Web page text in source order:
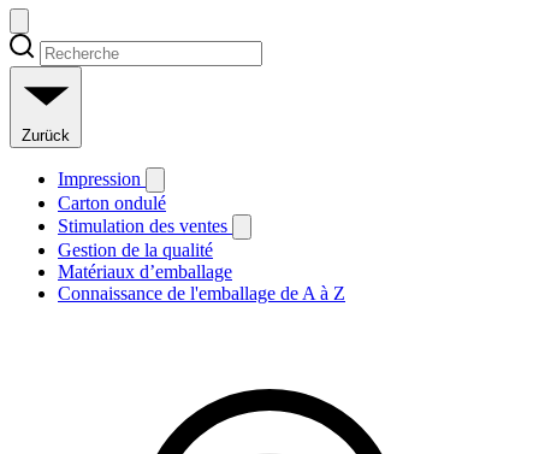
Zurück
Impression
Carton ondulé
Stimulation des ventes
Gestion de la qualité
Matériaux d’emballage
Connaissance de l'emballage de A à Z